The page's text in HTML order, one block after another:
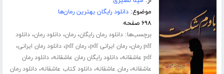
موضوع:دانلود رایگان بهترین رمان‌ها
۶۹۸ صفحه
برچسب‌ها:دانلود رمان رایگان،رمان،دانلود رمان،دانلود
pdf رمان
،رمان ایرانی pdf ،رمان pdf ،دانلود رمان ایرانی،
pdf عاشقانه ،دانلود رایگان رمان عاشقانه،دانلود رمان
عاشقانه،رمان عاشقانه،دانلود کتاب عاشقانه،دانلود رمان